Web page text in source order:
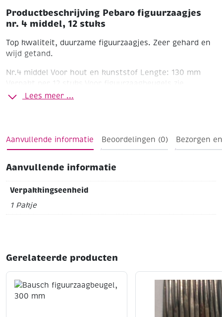
Productbeschrijving Pebaro figuurzaagjes
nr. 4 middel, 12 stuks
Top kwaliteit, duurzame figuurzaagjes. Zeer gehard en
wijd getand.
Nr.4 middel Voor hout en kunststof Lengte: 130 mm
Verpakt per 12 stuks
Voor figuurzaagbeugels zie
artikenummers: 190855, 190856, 190873, 190874
Lees meer ...
Aanvullende informatie Beoordelingen (0) Bezorgen
Aanvullende informatie
Verpakkingseenheid
1 Pakje
Gerelateerde producten